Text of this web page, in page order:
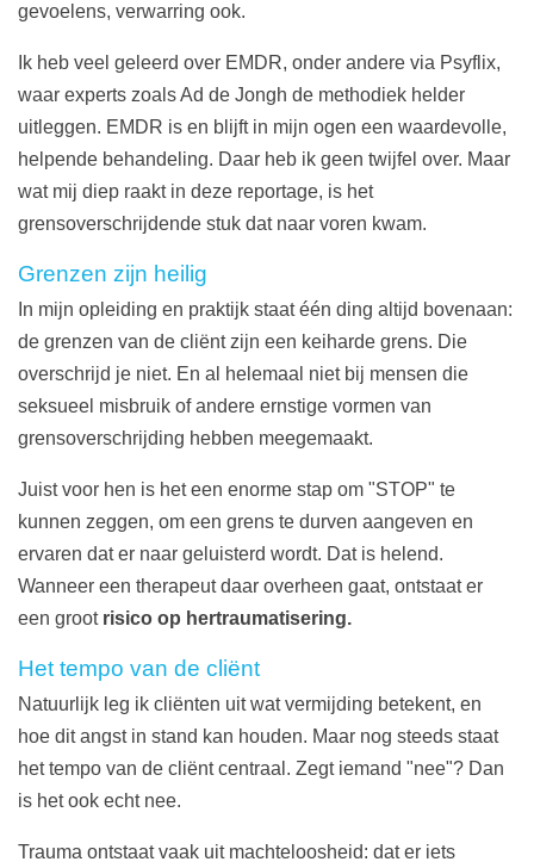
gevoelens, verwarring ook.
Ik heb veel geleerd over EMDR, onder andere via Psyflix,
waar experts zoals Ad de Jongh de methodiek helder
uitleggen. EMDR is en blijft in mijn ogen een waardevolle,
helpende behandeling. Daar heb ik geen twijfel over. Maar
wat mij diep raakt in deze reportage, is het
grensoverschrijdende stuk dat naar voren kwam.
Grenzen zijn heilig
In mijn opleiding en praktijk staat één ding altijd bovenaan:
de grenzen van de cliënt zijn een keiharde grens. Die
overschrijd je niet. En al helemaal niet bij mensen die
seksueel misbruik of andere ernstige vormen van
grensoverschrijding hebben meegemaakt.
Juist voor hen is het een enorme stap om "STOP" te
kunnen zeggen, om een grens te durven aangeven en
ervaren dat er naar geluisterd wordt. Dat is helend.
Wanneer een therapeut daar overheen gaat, ontstaat er
een groot risico op hertraumatisering.
Het tempo van de cliënt
Natuurlijk leg ik cliënten uit wat vermijding betekent, en
hoe dit angst in stand kan houden. Maar nog steeds staat
het tempo van de cliënt centraal. Zegt iemand "nee"? Dan
is het ook echt nee.
Trauma ontstaat vaak uit machteloosheid: dat er iets